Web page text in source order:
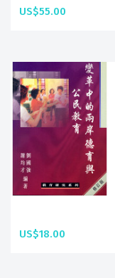
US$55.00
US$18.00